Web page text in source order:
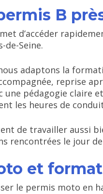
B
d’accéder
de-Seine.
adaptons la
reprise
une pédagogie claire
les heures de
de travailler aussi
rencontrées le jour de
et
le permis moto en